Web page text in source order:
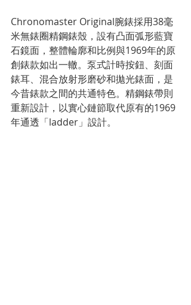
Chronomaster Original腕錶採用38毫
米無錶圈精鋼錶殼，設有凸面弧形藍寶
石鏡面，整體輪廓和比例與1969年的原
創錶款如出一轍。泵式計時按鈕、刻面
錶耳、混合放射形磨砂和拋光錶面，是
今昔錶款之間的共通特色。精鋼錶帶則
重新設計，以實心鏈節取代原有的1969
年通透「ladder」設計。